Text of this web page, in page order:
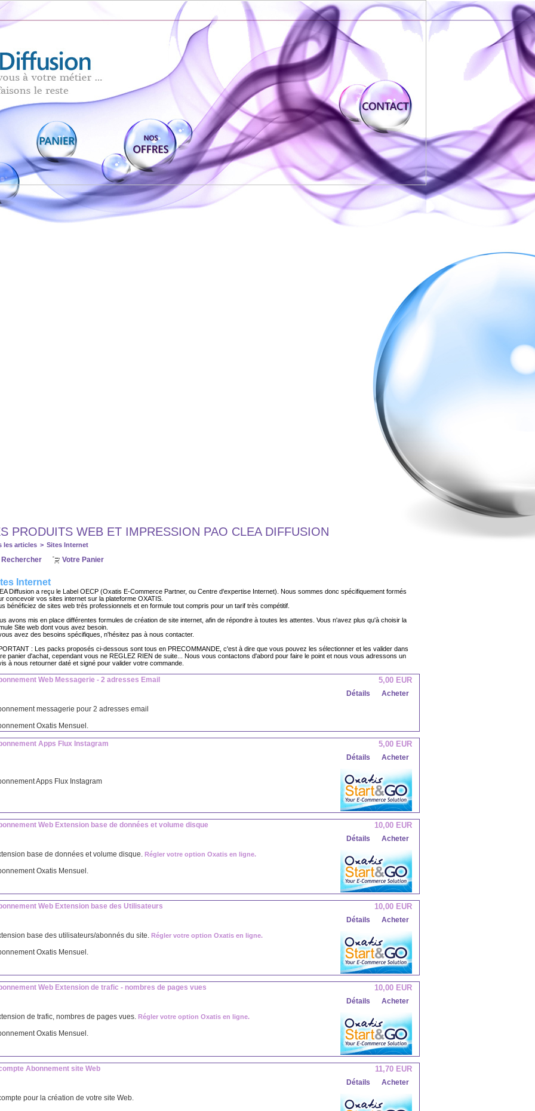
PRODUITS WEB ET IMPRESSION PAO CLEA DIFFUSION
les articles > Sites Internet
Rechercher Votre Panier
Internet
Diffusion a reçu le Label OECP (Oxatis E-Commerce Partner, ou Centre d'expertise Internet). Nous sommes donc spécifiquement formés
concevoir vos sites internet sur la plateforme OXATIS.
bénéficiez de sites web très professionnels et en formule tout compris pour un tarif très compétitif.
avons mis en place différentes formules de création de site internet, afin de répondre à toutes les attentes. Vous n'avez plus qu'à choisir la
Site web dont vous avez besoin.
avez des besoins spécifiques, n'hésitez pas à nous contacter.
: Les packs proposés ci-dessous sont tous en PRECOMMANDE, c'est à dire que vous pouvez les sélectionner et les valider dans
panier d'achat, cependant vous ne REGLEZ RIEN de suite... Nous vous contactons d'abord pour faire le point et nous vous adressons un
à nous retourner daté et signé pour valider votre commande.
Web Messagerie - 2 adresses Email 5,00 EUR
Détails
Acheter
messagerie pour 2 adresses email
Oxatis Mensuel.
Apps Flux Instagram 5,00 EUR
Détails Acheter
Apps Flux Instagram
Web Extension base de données et volume disque 10,00 EUR
Détails
Acheter
base de données et volume disque. Régler votre option Oxatis en ligne.
Oxatis Mensuel.
Web Extension base des Utilisateurs 10,00 EUR
Détails
Acheter
base des utilisateurs/abonnés du site. Régler votre option Oxatis en ligne.
Oxatis Mensuel.
Web Extension de trafic - nombres de pages vues 10,00 EUR
Détails
Acheter
de trafic, nombres de pages vues. Régler votre option Oxatis en ligne.
Oxatis Mensuel.
Abonnement site Web 11,70 EUR
Détails
Acheter
pour la création de votre site Web.